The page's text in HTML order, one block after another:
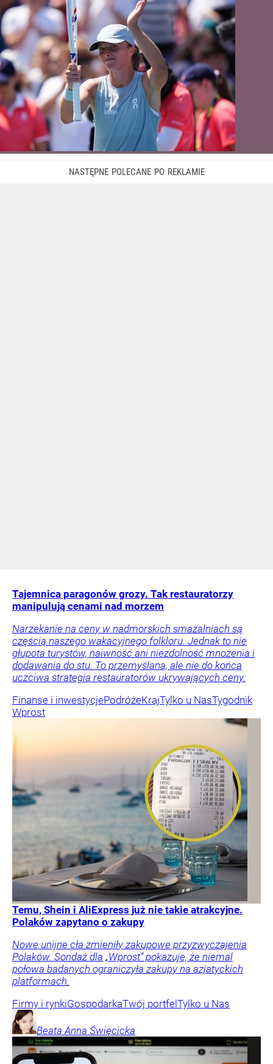
Tajemnica paragonów grozy. Tak restauratorzy
manipulują cenami nad morzem
Narzekanie na ceny w nadmorskich smażalniach są
częścią naszego wakacyjnego folkloru. Jednak to nie
głupota turystów, naiwność ani niezdolność mnożenia i
dodawania do stu. To przemyślana, ale nie do końca
uczciwa strategia restauratorów ukrywających ceny.
Finanse i inwestycjePodróżeKrajTylko u NasTygodnik
Wprost
Temu, Shein i AliExpress już nie takie atrakcyjne.
Polaków zapytano o zakupy
Nowe unijne cła zmieniły zakupowe przyzwyczajenia
Polaków. Sondaż dla „Wprost” pokazuje, że niemal
połowa badanych ograniczyła zakupy na azjatyckich
platformach.
Firmy i rynkiGospodarkaTwój portfelTylko u Nas
Beata Anna Święcicka